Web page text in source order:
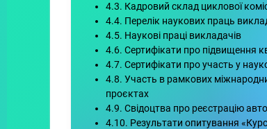
4.3. Кадровий склад циклової
4.4. Перелік наукових праць
4.5. Наукові праці викладачів
4.6. Сертифікати про підвищення
4.7. Сертифікати про участь у
4.8. Участь в рамкових
проєктах
4.9. Свідоцтва про реєстрацію
4.10. Результати опитування